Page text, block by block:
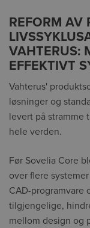
REFORM AV
VAHTERUS:
EFFEKTIVT
Vahterus'
løsninger og
levert på stramme
hele verden.
Før Sovelia Core
over flere
CAD-programvare
tilgjengelige,
mellom design og